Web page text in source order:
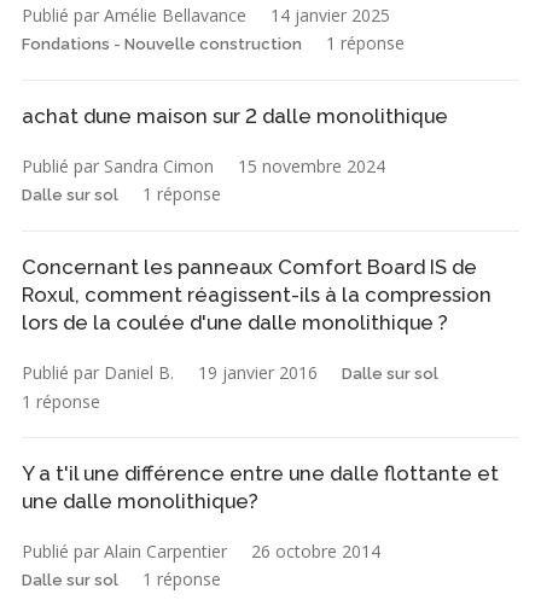
Publié par Amélie Bellavance 14 janvier 2025
Fondations - Nouvelle construction 1 réponse
achat dune maison sur 2 dalle monolithique
Publié par Sandra Cimon 15 novembre 2024
Dalle sur sol 1 réponse
Concernant les panneaux Comfort Board IS de
Roxul, comment réagissent-ils à la compression
lors de la coulée d'une dalle monolithique ?
Publié par Daniel B. 19 janvier 2016 Dalle sur sol
1 réponse
Y a t'il une différence entre une dalle flottante et
une dalle monolithique?
Publié par Alain Carpentier 26 octobre 2014
Dalle sur sol 1 réponse